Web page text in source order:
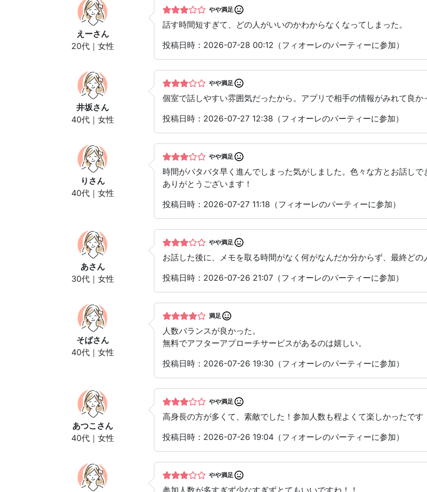
えーさん
20代｜女性
やや満足
話す時間短すぎて、どの人がいいのかわからなくなってしまった。
投稿日時：2026-07-28 00:12（フィオーレのパーティーに参加）
井坂さん
40代｜女性
やや満足
個室で話しやすい雰囲気だったから。アプリで相手の情報がみれて良か
投稿日時：2026-07-27 12:38（フィオーレのパーティーに参加）
り さん
40代｜女性
やや満足
時間がバタバタ早く進んでしまった気がしました。色々な方とお話しで
ありがとうございます！
投稿日時：2026-07-27 11:18（フィオーレのパーティーに参加）
あさん
30代｜女性
やや満足
お話した後に、メモを取る時間がなく何がなんだか分からず、最終どの
投稿日時：2026-07-26 21:07（フィオーレのパーティーに参加）
そばさん
40代｜女性
満足
人数バランスが良かった。
無料でアフターアプローチサービスがあるのは嬉しい。
投稿日時：2026-07-26 19:30（フィオーレのパーティーに参加）
あつこ さん
40代｜女性
やや満足
高身長の方が多くて、素敵でした！参加人数も程よくて楽しかったです
投稿日時：2026-07-26 19:04（フィオーレのパーティーに参加）
やや満足
参加人数が多すぎず少なすぎずとてもいいですね！！